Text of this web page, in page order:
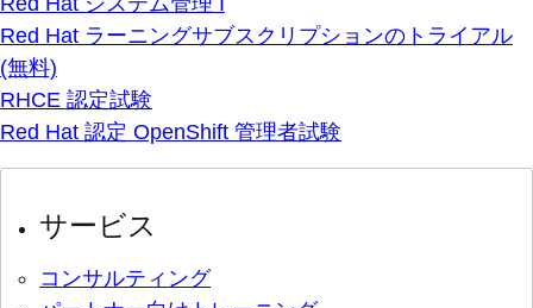
Red Hat ラーニングサブスクリプションのトライアル
(無料)
RHCE 認定試験
Red Hat 認定 OpenShift 管理者試験
サービス
コンサルティング